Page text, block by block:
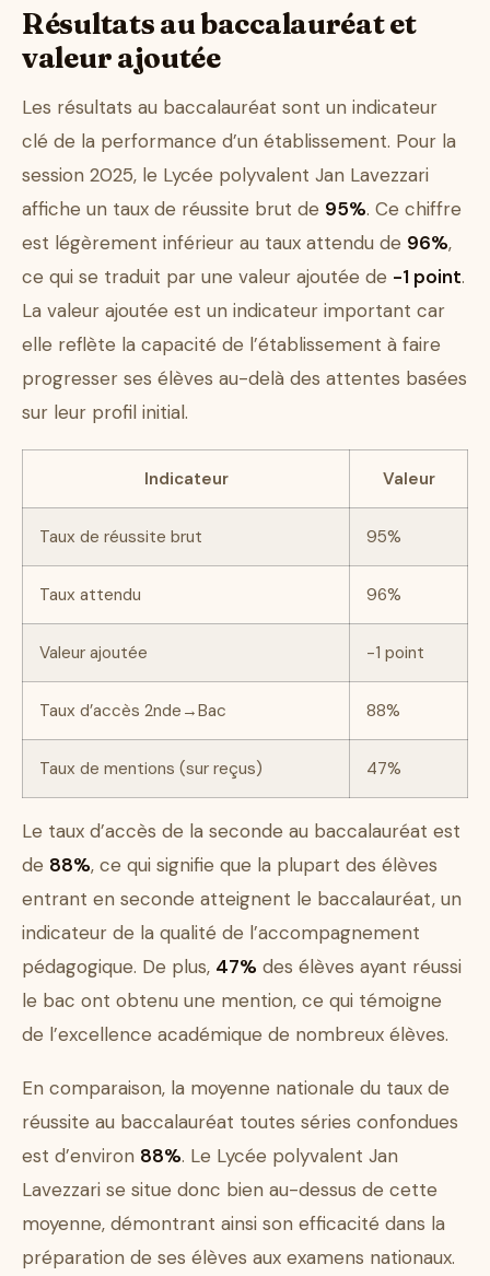
Résultats au baccalauréat et
valeur ajoutée
Les résultats au baccalauréat sont un indicateur
clé de la performance d’un établissement. Pour la
session 2025, le Lycée polyvalent Jan Lavezzari
affiche un taux de réussite brut de 95%. Ce chiffre
est légèrement inférieur au taux attendu de 96%,
ce qui se traduit par une valeur ajoutée de -1 point.
La valeur ajoutée est un indicateur important car
elle reflète la capacité de l’établissement à faire
progresser ses élèves au-delà des attentes basées
sur leur profil initial.
Indicateur Valeur
Taux de réussite brut 95%
Taux attendu 96%
Valeur ajoutée -1 point
Taux d’accès 2nde→Bac 88%
Taux de mentions (sur reçus) 47%
Le taux d’accès de la seconde au baccalauréat est
de 88%, ce qui signifie que la plupart des élèves
entrant en seconde atteignent le baccalauréat, un
indicateur de la qualité de l’accompagnement
pédagogique. De plus, 47% des élèves ayant réussi
le bac ont obtenu une mention, ce qui témoigne
de l’excellence académique de nombreux élèves.
En comparaison, la moyenne nationale du taux de
réussite au baccalauréat toutes séries confondues
est d’environ 88%. Le Lycée polyvalent Jan
Lavezzari se situe donc bien au-dessus de cette
moyenne, démontrant ainsi son efficacité dans la
préparation de ses élèves aux examens nationaux.